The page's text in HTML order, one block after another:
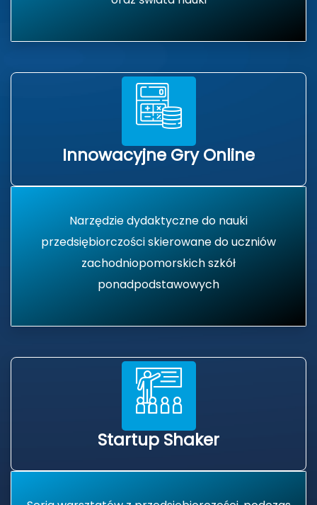
Innowacyjne Gry Online
Narzędzie dydaktyczne do nauki
przedsiębiorczości skierowane do uczniów
zachodniopomorskich szkół
ponadpodstawowych
Startup Shaker